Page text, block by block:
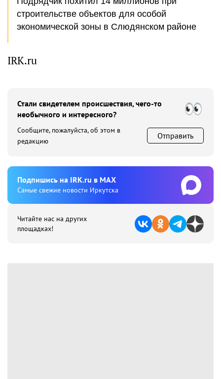
строительстве объектов для особой
экономической зоны в Слюдянском районе
IRK.ru
Стали свидетелем происшествия, чего-то
необычного и интересного?
Сообщите, пожалуйста, об этом в
редакцию
Отправить
Подпишиcь на IRK.ru в MAX
Cамые свежие новости Иркутска
Читайте нас на других
площадках!